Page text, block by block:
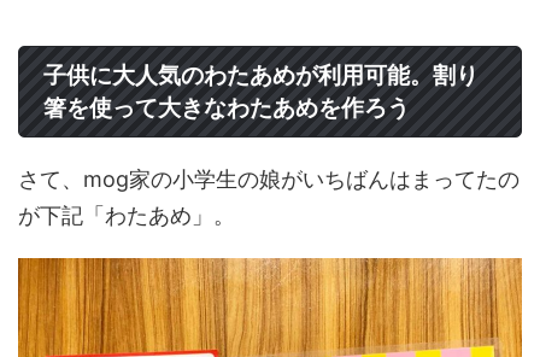
子供に大人気のわたあめが利用可能。割り
箸を使って大きなわたあめを作ろう
さて、mog家の小学生の娘がいちばんはまってたの
が下記「わたあめ」。